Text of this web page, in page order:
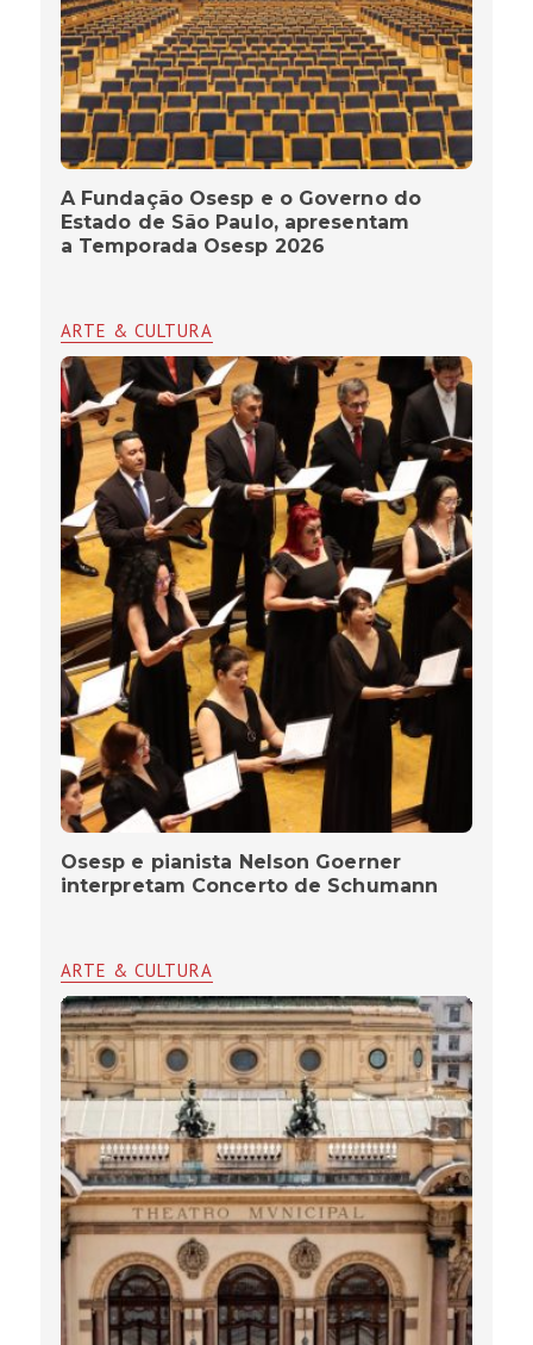
A Fundação Osesp e o Governo do
Estado de São Paulo, apresentam
a Temporada Osesp 2026
ARTE & CULTURA
Osesp e pianista Nelson Goerner
interpretam Concerto de Schumann
ARTE & CULTURA